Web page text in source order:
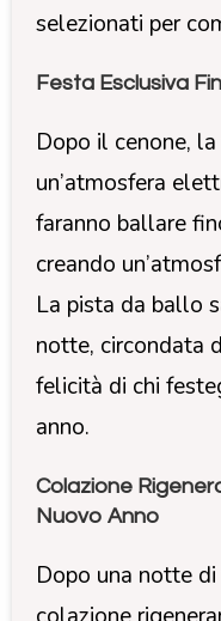
selezionati per
Festa Esclusiva
Dopo il cenone,
un’atmosfera
faranno ballare
creando
La pista da ballo
notte, circondata
felicità di chi
anno.
Colazione
Nuovo Anno
Dopo una notte